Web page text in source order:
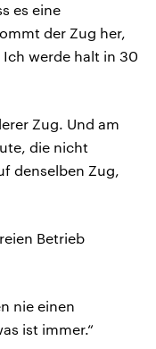
es eine
der Zug her,
werde halt in 30
Zug. Und am
die nicht
denselben Zug,
Betrieb
nie einen
ist immer.“